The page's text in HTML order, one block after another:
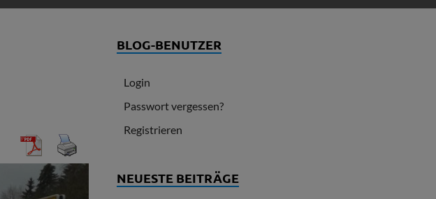
BLOG-BENUTZER
Login
Passwort vergessen?
Registrieren
NEUESTE BEITRÄGE